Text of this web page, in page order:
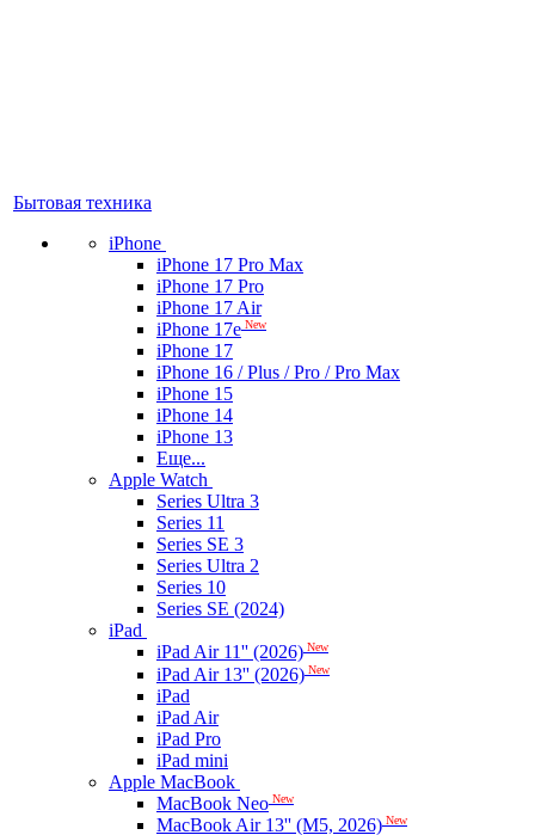
Бытовая техника
iPhone
iPhone 17 Pro Max
iPhone 17 Pro
iPhone 17 Air
iPhone 17e New
iPhone 17
iPhone 16 / Plus / Pro / Pro Max
iPhone 15
iPhone 14
iPhone 13
Еще...
Apple Watch
Series Ultra 3
Series 11
Series SE 3
Series Ultra 2
Series 10
Series SE (2024)
iPad
iPad Air 11'' (2026) New
iPad Air 13'' (2026) New
iPad
iPad Air
iPad Pro
iPad mini
Apple MacBook
MacBook Neo New
MacBook Air 13'' (M5, 2026) New